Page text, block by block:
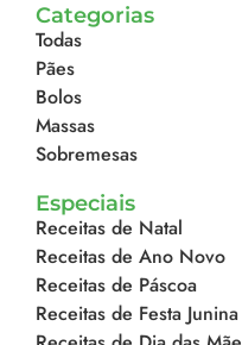
Categorias
Todas
Pães
Bolos
Massas
Sobremesas
Especiais
Receitas de Natal
Receitas de Ano Novo
Receitas de Páscoa
Receitas de Festa Junina